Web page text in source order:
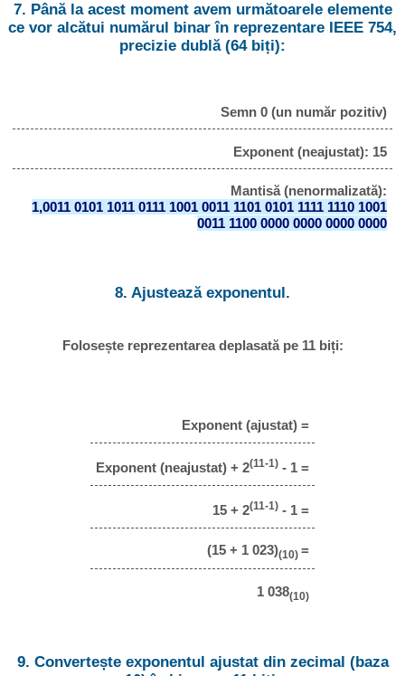
7. Până la acest moment avem următoarele elemente
ce vor alcătui numărul binar în reprezentare IEEE 754,
precizie dublă (64 biți):
Semn 0 (un număr pozitiv)
Exponent (neajustat): 15
Mantisă (nenormalizată):
1,0011 0101 1011 0111 1001 0011 1101 0101 1111 1110 1001
0011 1100 0000 0000 0000 0000
8. Ajustează exponentul.
Folosește reprezentarea deplasată pe 11 biți:
Exponent (ajustat) =
Exponent (neajustat) + 2(11-1) - 1 =
15 + 2(11-1) - 1 =
(15 + 1 023)(10) =
1 038(10)
9. Convertește exponentul ajustat din zecimal (baza